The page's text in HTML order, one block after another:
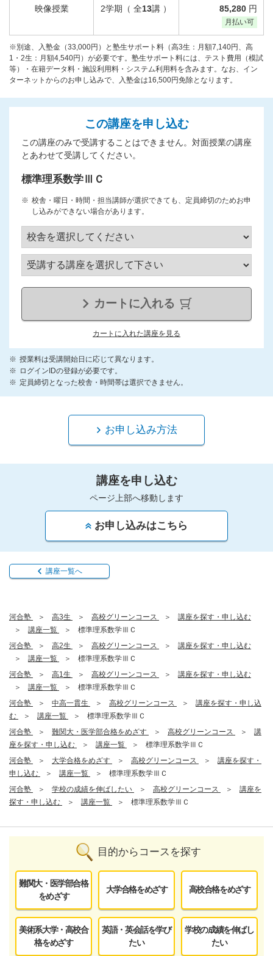
映像授業 2学期（ 全13講 ） 85,280 円
月払い可
※別途、入塾金（33,000円）と塾生サポート料（高3生：月額7,140円、高
1・2生：月額4,540円）が必要です。塾生サポート料には、テスト費用（模試
等）・在籍データ料・施設利用料・システム利用料を含みます。なお、イン
ターネットからのお申し込みで、入塾金は16,500円免除となります。
この講座を申し込む
この講座のみで受講することはできません。対面授業の講座
とあわせて受講してください。
標準理系数学ⅢＣ
校舎・曜日・時間・担当講師が選択できても、定員締切のためお申
し込みができない場合があります。
カートに入れる
カートに入れた講座を見る
授業料は受講開始日に応じて異なります。
ログインIDの登録が必要です。
定員締切となった校舎・時間帯は選択できません。
お申し込み方法
講座を申し込む
ページ上部へ移動します
お申し込みはこちら
講座一覧へ
河合塾 高3生 高校グリーンコース
講座を探す・申し込む
講座一覧
標準理系数学ⅢＣ
河合塾
高2生 高校グリーンコース
講座を探す・申し込む
講座一覧
標準理系数学ⅢＣ
河合塾
高1生 高校グリーンコース
講座を探す・申し込む
講座一覧
標準理系数学ⅢＣ
河合塾
中高一貫生 高校グリーンコース
講座を探す・申し込
む
講座一覧
標準理系数学ⅢＣ
河合塾
難関大・医学部合格をめざす 高校グリーンコース
講
座を探す・申し込む
講座一覧
標準理系数学ⅢＣ
河合塾
大学合格をめざす 高校グリーンコース
講座を探す・
申し込む
講座一覧
標準理系数学ⅢＣ
河合塾
学校の成績を伸ばしたい 高校グリーンコース
講座を
探す・申し込む
講座一覧 標準理系数学ⅢＣ
目的からコースを探す
難関大・医学部合格
をめざす
大学合格をめざす 高校合格をめざす
美術系大学・高校合
格をめざす
英語・英会話を学び
たい
学校の成績を伸ばし
たい